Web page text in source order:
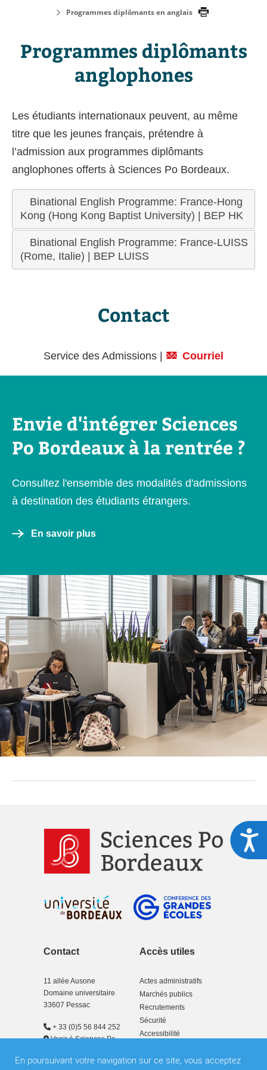
En poursuivant votre navigation sur ce site, vous acceptez
Programmes diplômants en anglais
Programmes diplômants
anglophones
Les étudiants internationaux peuvent, au même
titre que les jeunes français, prétendre à
l’admission aux programmes diplômants
anglophones offerts à Sciences Po Bordeaux.
Binational English Programme: France-Hong
Kong (Hong Kong Baptist University) | BEP HK
Binational English Programme: France-LUISS
(Rome, Italie) | BEP LUISS
Contact
Service des Admissions | Courriel
Envie d'intégrer Sciences
Po Bordeaux à la rentrée ?
Consultez l'ensemble des modalités d'admissions
à destination des étudiants étrangers.
En savoir plus
Contact
11 allée Ausone
Domaine universitaire
33607 Pessac
+ 33 (0)5 56 844 252
Venir à Sciences Po
Accès utiles
Actes administratifs
Marchés publics
Recrutements
Sécurité
Accessibilité